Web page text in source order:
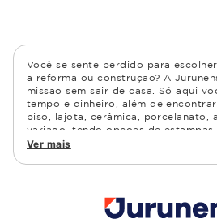
Você se sente perdido para
a reforma ou construção? A
missão sem sair de casa. Só aqui
tempo e dinheiro, além de
piso, lajota, cerâmica, porcelanato,
variado, tendo opções de estampas
granito, cimento, geométrico, e
cozinha, quarto, sala de estar.
Ver mais